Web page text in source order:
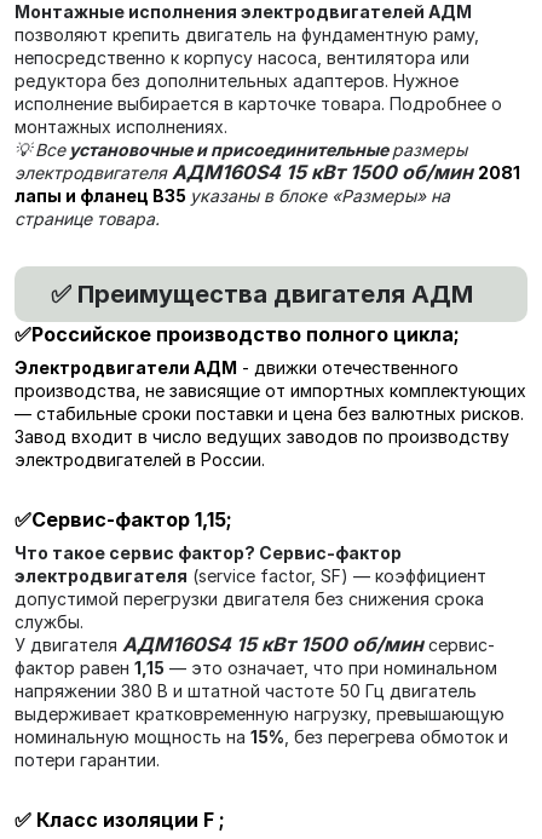
Монтажные исполнения электродвигателей АДМ
позволяют крепить двигатель на фундаментную раму,
непосредственно к корпусу насоса, вентилятора или
редуктора без дополнительных адаптеров. Нужное
исполнение выбирается в карточке товара. Подробнее о
монтажных исполнениях.
💡 Всеустановочные и присоединительныеразмеры
электродвигателяАДМ160S4 15 кВт 1500 об/мин 2081
лапы и фланец В35 указаны в блоке «Размеры» на
странице товара.
✅ Преимущества двигателя АДМ
✅Российское производство полного цикла;
Электродвигатели АДМ - движки отечественного
производства, не зависящие от импортных комплектующих
— стабильные сроки поставки и цена без валютных рисков.
Завод входит в число ведущих заводов по производству
электродвигателей в России.
✅Сервис-фактор 1,15;
Что такое сервис фактор? Сервис-фактор
электродвигателя (service factor, SF) — коэффициент
допустимой перегрузки двигателя без снижения срока
службы.
У двигателя АДМ160S4 15 кВт 1500 об/минсервис-
фактор равен 1,15 — это означает, что при номинальном
напряжении 380 В и штатной частоте 50 Гц двигатель
выдерживает кратковременную нагрузку, превышающую
номинальную мощность на 15% , без перегрева обмоток и
потери гарантии.
✅ Класс изоляции F ;